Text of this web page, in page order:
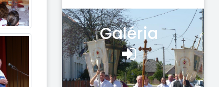
Galéria